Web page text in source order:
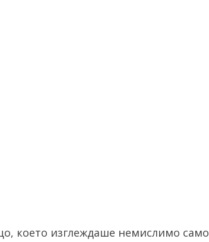
което изглеждаше немислимо само